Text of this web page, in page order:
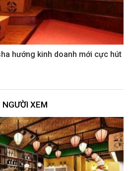
hướng kinh doanh mới cực hút
XEM